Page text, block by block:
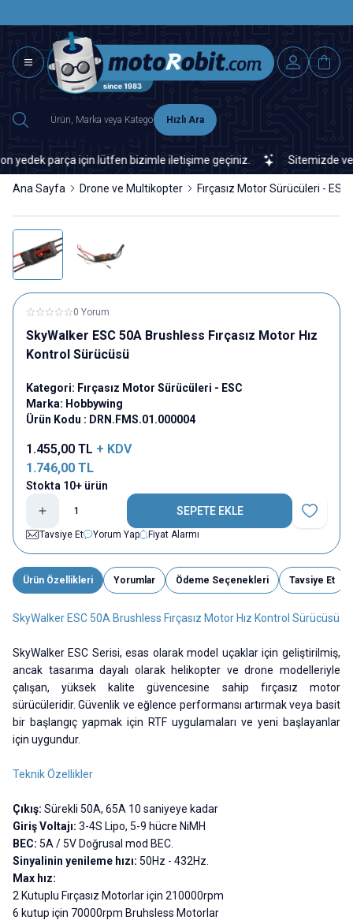
Hızlı Ara
parça için lütfen bizimle iletişime geçiniz. Sitemizde veya
Ana Sayfa Drone ve Multikopter Fırçasız Motor Sürücüleri - ESC
0 Yorum
SkyWalker ESC 50A Brushless Fırçasız Motor Hız
Kontrol Sürücüsü
Kategori: Fırçasız Motor Sürücüleri - ESC
Marka: Hobbywing
Ürün Kodu : DRN.FMS.01.000004
1.455,00 TL + KDV
1.746,00 TL
Stokta 10+ ürün
SEPETE EKLE
Favoriye
Tavsiye Et
Yorum Yap Fiyat Alarmı
Ürün Özellikleri Yorumlar Ödeme Seçenekleri Tavsiye Et
SkyWalker ESC 50A Brushless Fırçasız Motor Hız Kontrol Sürücüsü
SkyWalker ESC Serisi, esas olarak model uçaklar için geliştirilmiş,
ancak tasarıma dayalı olarak helikopter ve drone modelleriyle
çalışan, yüksek kalite güvencesine sahip fırçasız motor
sürücüleridir. Güvenlik ve eğlence performansı artırmak veya basit
bir başlangıç ​​yapmak için RTF uygulamaları ve yeni başlayanlar
için uygundur.
Teknik Özellikler
Çıkış: Sürekli 50A, 65A 10 saniyeye kadar
Giriş Voltajı: 3-4S Lipo, 5-9 hücre NiMH
BEC: 5A / 5V Doğrusal mod BEC.
Sinyalinin yenileme hızı: 50Hz - 432Hz.
Max hız:
2 Kutuplu Fırçasız Motorlar için 210000rpm
6 kutup için 70000rpm Bruhsless Motorlar